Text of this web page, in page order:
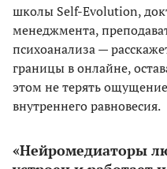
школы Self-Evolution,
менеджмента,
психоанализа —
границы в онлайне,
этом не терять
внутреннего равновесия.
«Нейромедиаторы